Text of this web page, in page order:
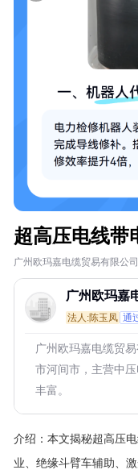
超高压电线带
广州欧玛嘉电缆贸易有限公司
广州欧玛嘉
法人:陈玉凤 通
广州欧玛嘉电缆贸
市河间市，主营中
丰富。
介绍： 本文揭秘超高压
业、绝缘斗臂车辅助、